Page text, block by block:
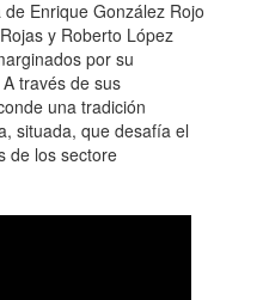
Enrique González Rojo
y Roberto López
por su
través de sus
una tradición
situada, que desafía el
de los sectore